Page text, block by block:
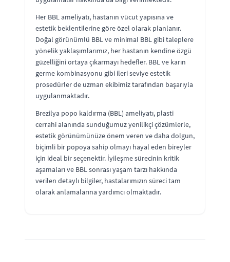
Her BBL ameliyatı, hastanın vücut yapısına ve
estetik beklentilerine göre özel olarak planlanır.
Doğal görünümlü BBL ve minimal BBL gibi taleplere
yönelik yaklaşımlarımız, her hastanın kendine özgü
güzelliğini ortaya çıkarmayı hedefler. BBL ve karın
germe kombinasyonu gibi ileri seviye estetik
prosedürler de uzman ekibimiz tarafından başarıyla
uygulanmaktadır.
Brezilya popo kaldırma (BBL) ameliyatı, plasti
cerrahi alanında sunduğumuz yenilikçi çözümlerle,
estetik görünümünüze önem veren ve daha dolgun,
biçimli bir popoya sahip olmayı hayal eden bireyler
için ideal bir seçenektir. İyileşme sürecinin kritik
aşamaları ve BBL sonrası yaşam tarzı hakkında
verilen detaylı bilgiler, hastalarımızın süreci tam
olarak anlamalarına yardımcı olmaktadır.